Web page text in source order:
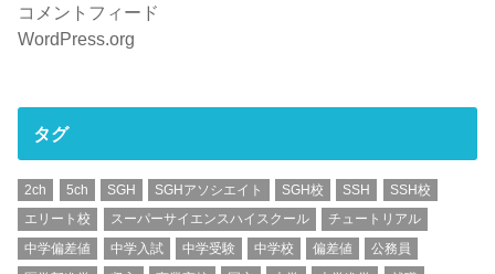
コメントフィード
WordPress.org
タグ
2ch 5ch SGH SGHアソシエイト SGH校 SSH
SSH校
エリート校
スーパーサイエンスハイスクール
チュートリアル
中学偏差値
中学入試 中学受験 中学校 偏差値
公務員